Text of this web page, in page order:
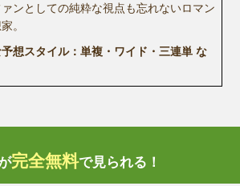
ンとしての純粋な視点も忘れないロマン
。
想スタイル：単複・ワイド・三連単 な
完全無料で見られる！